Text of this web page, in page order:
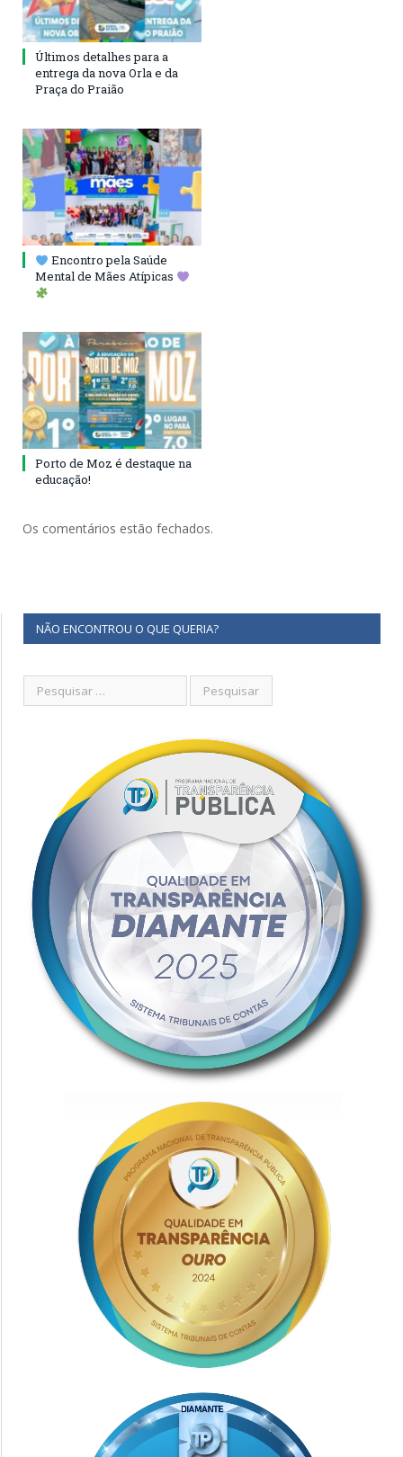
Últimos detalhes para a
entrega da nova Orla e da
Praça do Praião
Encontro pela Saúde
Mental de Mães Atípicas
Porto de Moz é destaque na
educação!
Os comentários estão fechados.
NÃO ENCONTROU O QUE QUERIA?